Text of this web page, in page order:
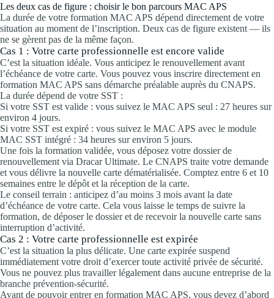
Les deux cas de figure : choisir le bon parcours MAC APS
La durée de votre formation MAC APS dépend directement de votre
situation au moment de l’inscription. Deux cas de figure existent — ils
ne se gèrent pas de la même façon.
Cas 1 : Votre carte professionnelle est encore valide
C’est la situation idéale. Vous anticipez le renouvellement avant
l’échéance de votre carte. Vous pouvez vous inscrire directement en
formation MAC APS sans démarche préalable auprès du CNAPS.
La durée dépend de votre SST :
Si votre SST est valide : vous suivez le MAC APS seul : 27 heures sur
environ 4 jours.
Si votre SST est expiré : vous suivez le MAC APS avec le module
MAC SST intégré : 34 heures sur environ 5 jours.
Une fois la formation validée, vous déposez votre dossier de
renouvellement via Dracar Ultimate. Le CNAPS traite votre demande
et vous délivre la nouvelle carte dématérialisée. Comptez entre 6 et 10
semaines entre le dépôt et la réception de la carte.
Le conseil terrain : anticipez d’au moins 3 mois avant la date
d’échéance de votre carte. Cela vous laisse le temps de suivre la
formation, de déposer le dossier et de recevoir la nouvelle carte sans
interruption d’activité.
Cas 2 : Votre carte professionnelle est expirée
C’est la situation la plus délicate. Une carte expirée suspend
immédiatement votre droit d’exercer toute activité privée de sécurité.
Vous ne pouvez plus travailler légalement dans aucune entreprise de la
branche prévention-sécurité.
Avant de pouvoir entrer en formation MAC APS, vous devez d’abord